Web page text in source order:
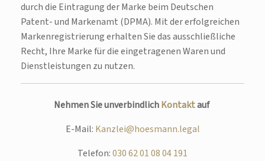
durch die Eintragung der Marke beim Deutschen
Patent- und Markenamt (DPMA). Mit der erfolgreichen
Markenregistrierung erhalten Sie das ausschließliche
Recht, Ihre Marke für die eingetragenen Waren und
Dienstleistungen zu nutzen.
Nehmen Sie unverbindlichKontaktauf
E-Mail: Kanzlei@hoesmann.legal
Telefon:030 62 01 08 04 191